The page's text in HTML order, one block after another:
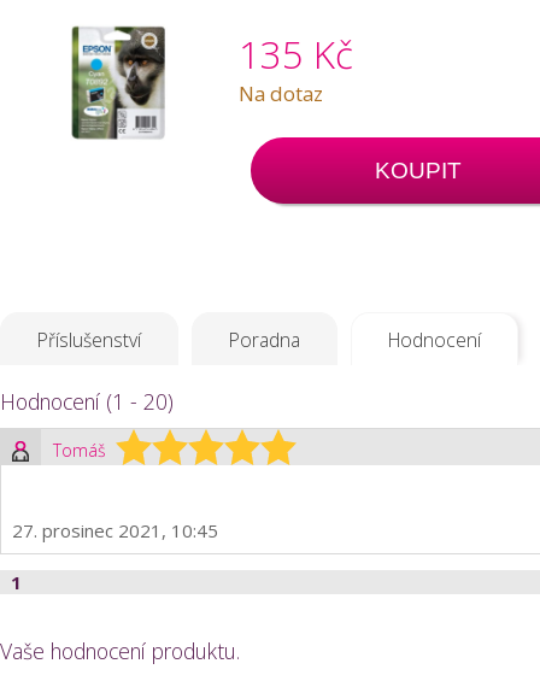
135 Kč
Na dotaz
KOUPIT
Příslušenství Poradna Hodnocení
Hodnocení (1 - 20)
Tomáš
27. prosinec 2021, 10:45
1
Vaše hodnocení produktu.